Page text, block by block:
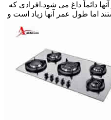
دائماً داغ می شود.افرادی که
اما طول عمر آنها زیاد است و